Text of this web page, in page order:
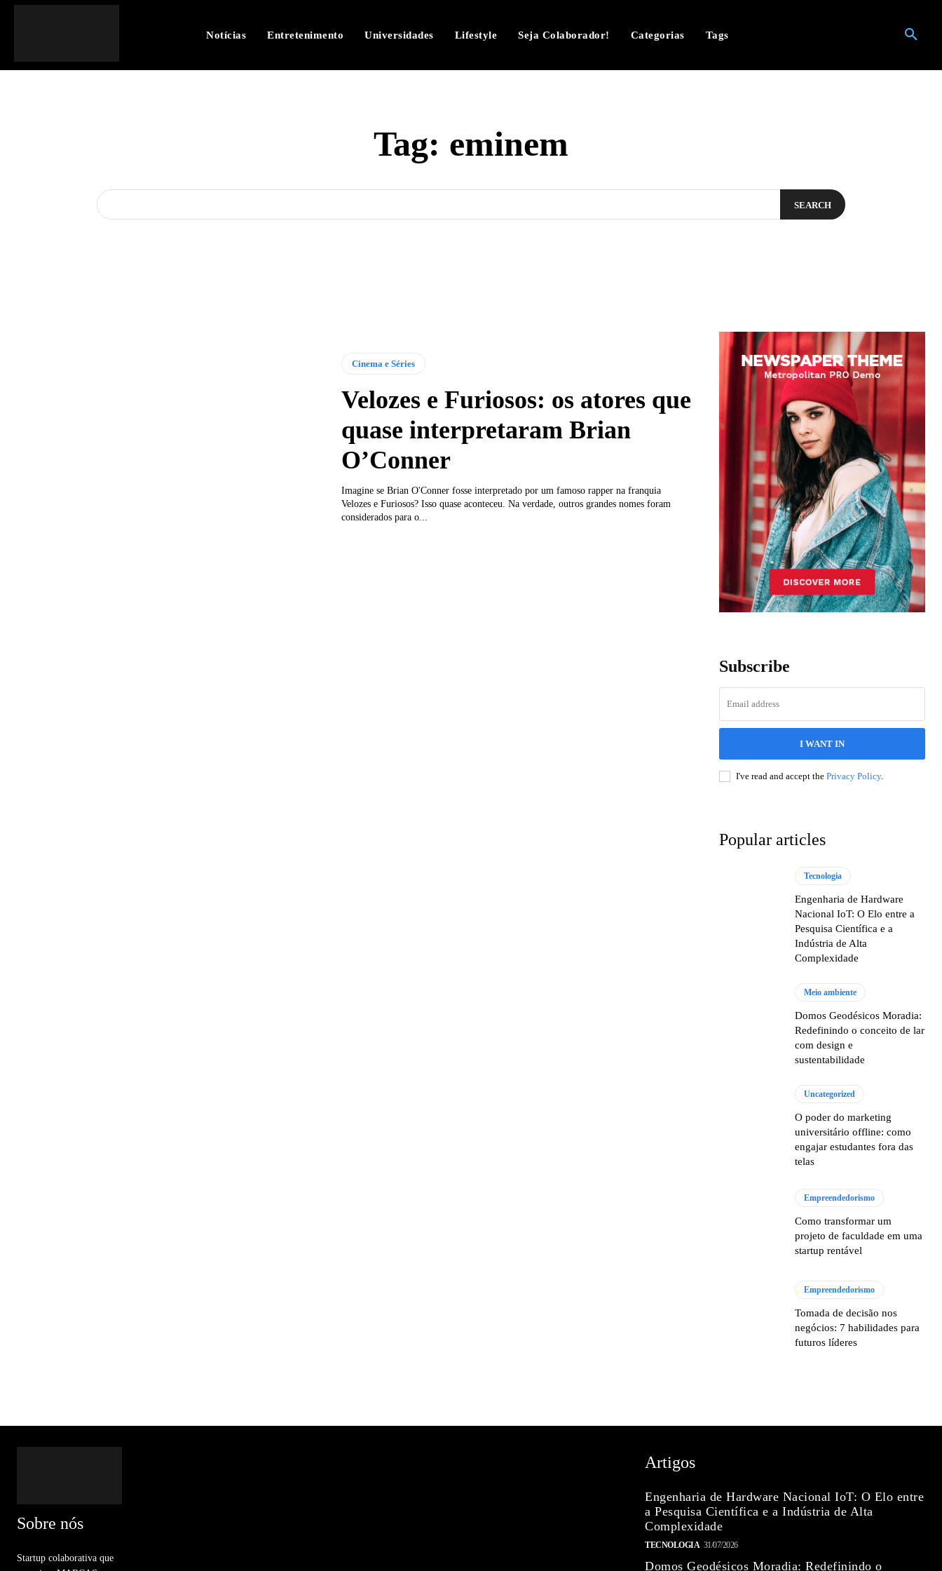
Notícias Entretenimento Universidades Lifestyle Seja Colaborador! Categorias Tags
Tag: eminem
SEARCH
Cinema e Séries
Velozes e Furiosos: os atores que
quase interpretaram Brian
O’Conner
Imagine se Brian O'Conner fosse interpretado por um famoso rapper na franquia
Velozes e Furiosos? Isso quase aconteceu. Na verdade, outros grandes nomes foram
considerados para o...
Subscribe
I WANT IN
I've read and accept the Privacy Policy.
Popular articles
Tecnologia
Engenharia de Hardware
Nacional IoT: O Elo entre a
Pesquisa Científica e a
Indústria de Alta
Complexidade
Meio ambiente
Domos Geodésicos Moradia:
Redefinindo o conceito de lar
com design e
sustentabilidade
Uncategorized
O poder do marketing
universitário offline: como
engajar estudantes fora das
telas
Empreendedorismo
Como transformar um
projeto de faculdade em uma
startup rentável
Empreendedorismo
Tomada de decisão nos
negócios: 7 habilidades para
futuros líderes
Sobre nós
Startup colaborativa que
Artigos
Engenharia de Hardware Nacional IoT: O Elo entre
a Pesquisa Científica e a Indústria de Alta
Complexidade
TECNOLOGIA 31/07/2026
Domos Geodésicos Moradia: Redefinindo o